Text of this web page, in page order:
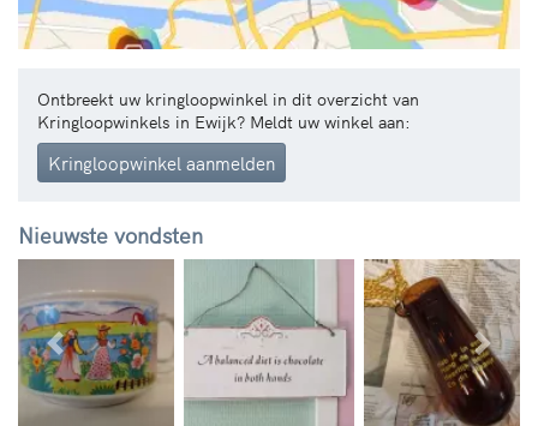
Ontbreekt uw kringloopwinkel in dit overzicht van
Kringloopwinkels in Ewijk? Meldt uw winkel aan:
Kringloopwinkel aanmelden
Nieuwste vondsten
Vorige